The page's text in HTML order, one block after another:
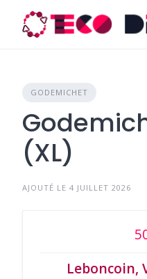
content
GODEMICHET
(XL)
AJOUTÉ LE 4 JUILLET 2026
Leboncoin,